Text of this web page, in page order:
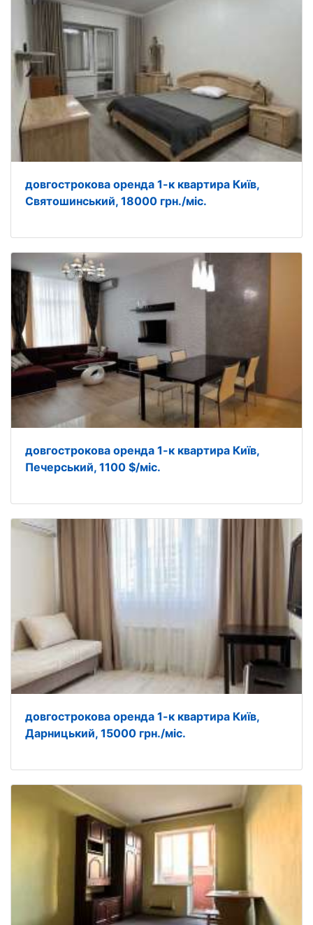
довгострокова оренда 1-к квартира Київ,
Святошинський, 18000 грн./міс.
довгострокова оренда 1-к квартира Київ,
Печерський, 1100 $/міс.
довгострокова оренда 1-к квартира Київ,
Дарницький, 15000 грн./міс.